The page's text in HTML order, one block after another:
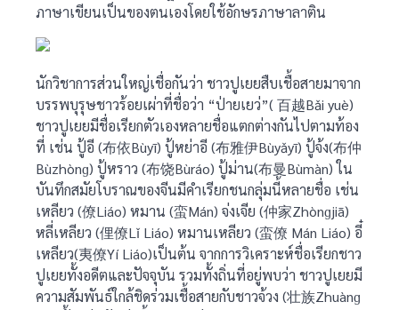
ภาษาเขียนเป็นของตนเองโดยใช้อักษรภาษาลาติน
นักวิชาการส่วนใหญ่เชื่อกันว่า ชาวปูเยยสืบเชื้อสายมาจาก
บรรพบุรุษชาวร้อยเผ่าที่ชื่อว่า “ป่ายเยว่”( 百越Bǎi yuè)
ชาวปูเยยมีชื่อเรียกตัวเองหลายชื่อแตกต่างกันไปตามท้อง
ที่ เช่น ปู้อี (布依Bùyī) ปู้หย่าอี (布雅伊Bùyǎyī) ปู้จ้ง(布仲
Bùzhònɡ) ปู้หราว (布饶Bùráo) ปู้ม่าน(布曼Bùmàn) ใน
บันทึกสมัยโบราณของจีนมีคำเรียกชนกลุ่มนี้หลายชื่อ เช่น
เหลียว (僚Liáo) หมาน (蛮Mán) จ่งเจีย (仲家Zhònɡjiā)
หลี่เหลียว (俚僚Lǐ Liáo) หมานเหลียว (蛮僚 Mán Liáo) อี๋
เหลียว(夷僚Yí Liáo)เป็นต้น จากการวิเคราะห์ชื่อเรียกชาว
ปูเยยทั้งอดีตและปัจจุบัน รวมทั้งถิ่นที่อยู่พบว่า ชาวปูเยยมี
ความสัมพันธ์ใกล้ชิดร่วมเชื้อสายกับชาวจ้วง (壮族Zhuànɡ